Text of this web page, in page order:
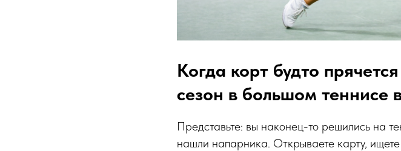
Когда корт будто
сезон в большом теннисе
Представьте: вы наконец-то решились на
нашли напарника. Открываете карту,